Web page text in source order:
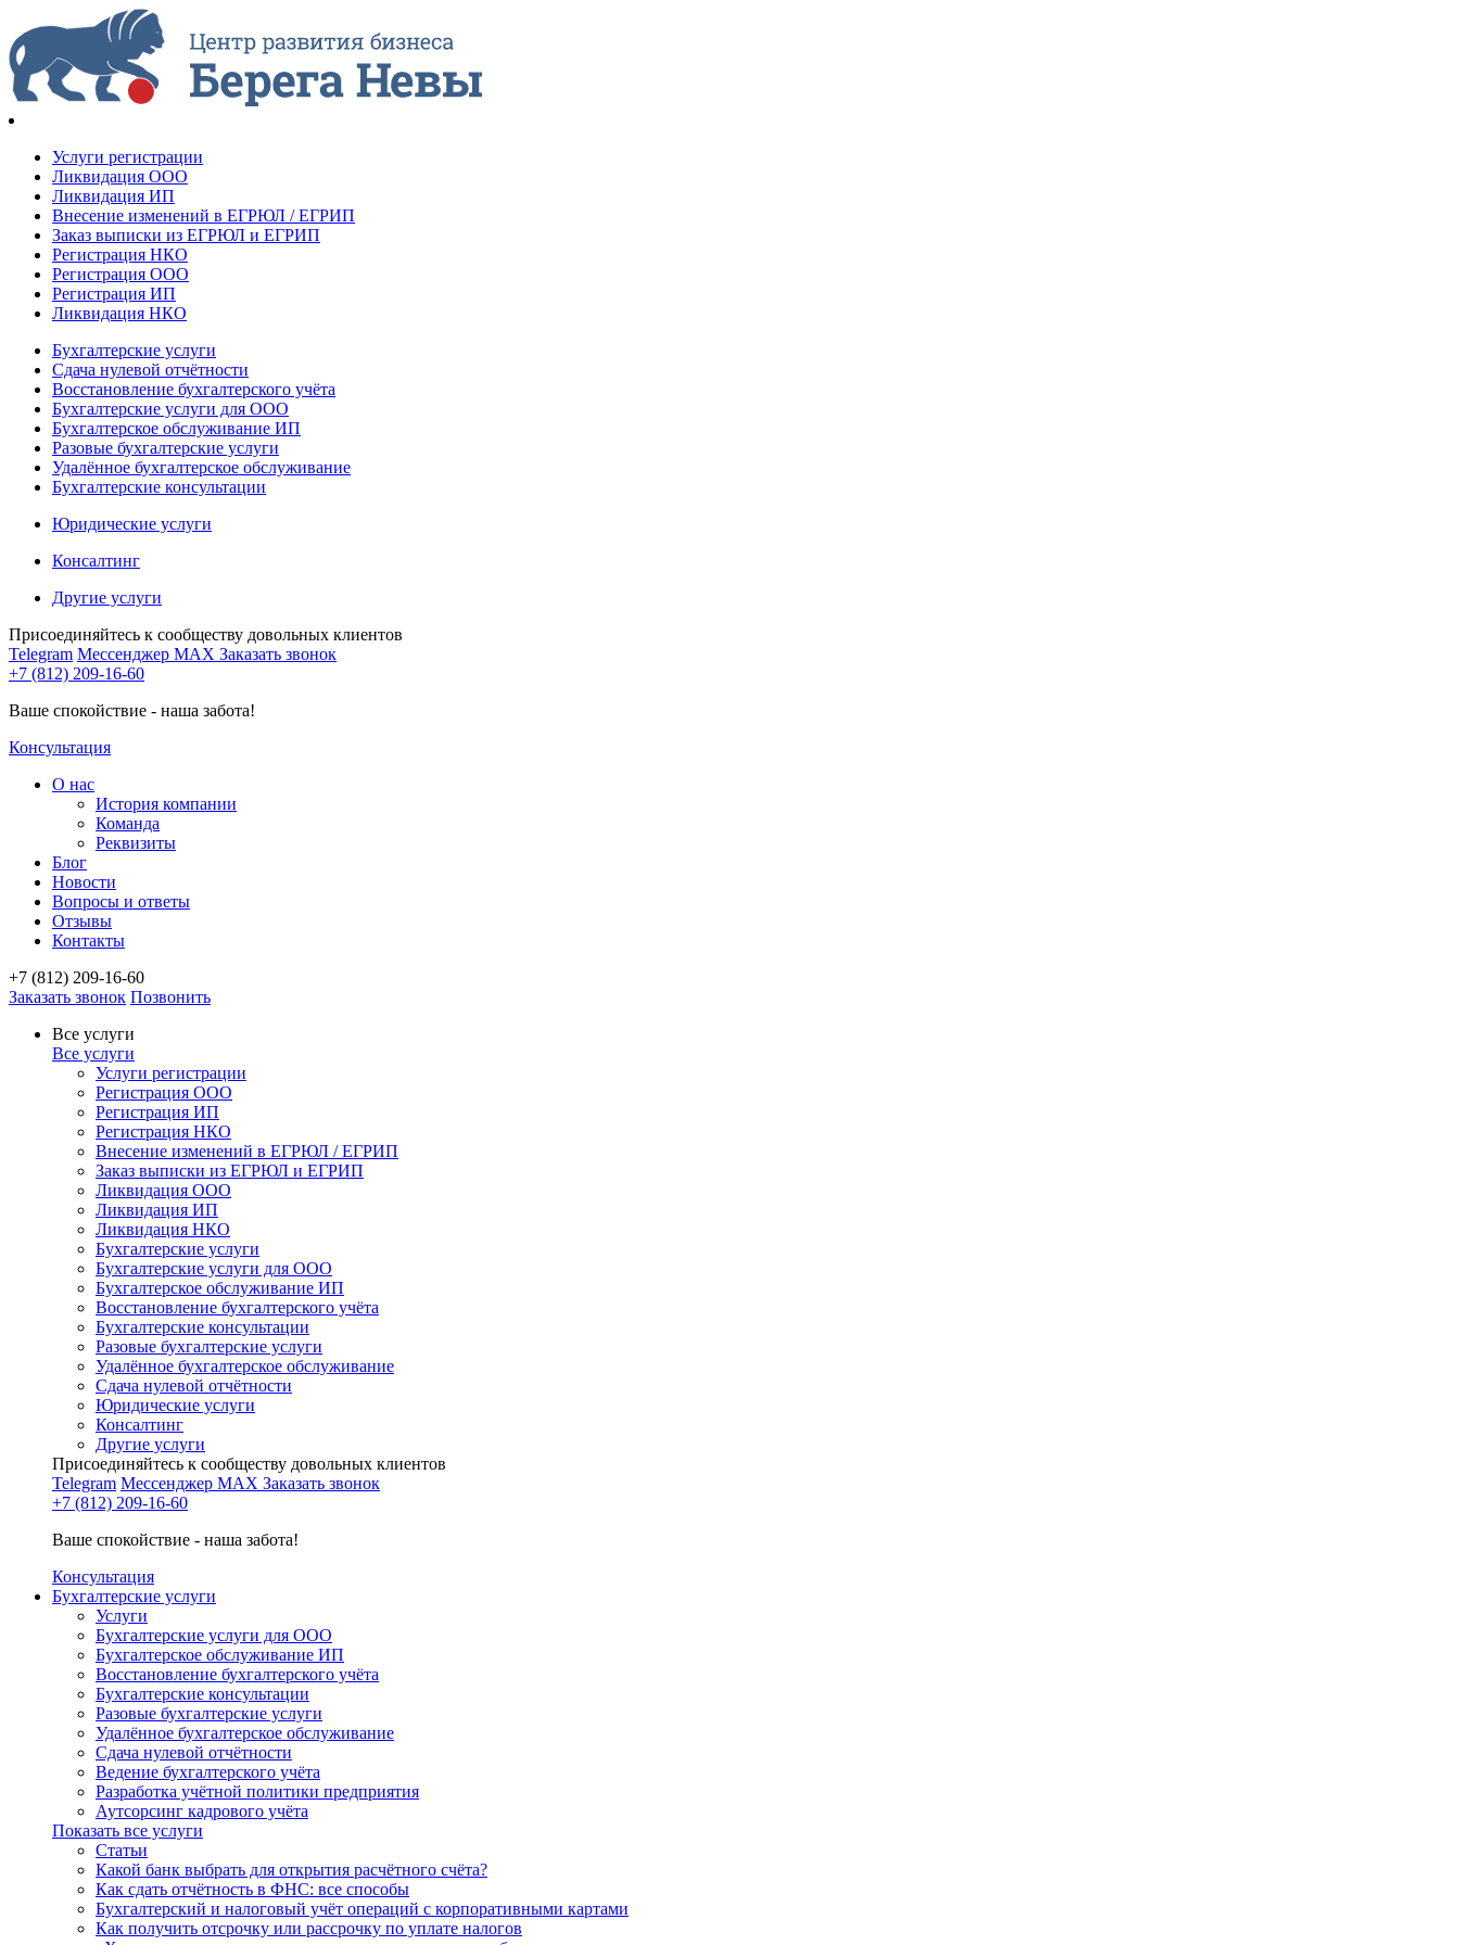
Услуги регистрации
Ликвидация ООО
Ликвидация ИП
Внесение изменений в ЕГРЮЛ / ЕГРИП
Заказ выписки из ЕГРЮЛ и ЕГРИП
Регистрация НКО
Регистрация ООО
Регистрация ИП
Ликвидация НКО
Бухгалтерские услуги
Сдача нулевой отчётности
Восстановление бухгалтерского учёта
Бухгалтерские услуги для ООО
Бухгалтерское обслуживание ИП
Разовые бухгалтерские услуги
Удалённое бухгалтерское обслуживание
Бухгалтерские консультации
Юридические услуги
Консалтинг
Другие услуги
Присоединяйтесь к сообществу довольных клиентов
Telegram Мессенджер MAX Заказать звонок
+7 (812) 209-16-60
Ваше спокойствие - наша забота!
Консультация
О нас
История компании
Команда
Реквизиты
Блог
Новости
Вопросы и ответы
Отзывы
Контакты
+7 (812) 209-16-60
Заказать звонок Позвонить
Все услуги
Все услуги
Услуги регистрации
Регистрация ООО
Регистрация ИП
Регистрация НКО
Внесение изменений в ЕГРЮЛ / ЕГРИП
Заказ выписки из ЕГРЮЛ и ЕГРИП
Ликвидация ООО
Ликвидация ИП
Ликвидация НКО
Бухгалтерские услуги
Бухгалтерские услуги для ООО
Бухгалтерское обслуживание ИП
Восстановление бухгалтерского учёта
Бухгалтерские консультации
Разовые бухгалтерские услуги
Удалённое бухгалтерское обслуживание
Сдача нулевой отчётности
Юридические услуги
Консалтинг
Другие услуги
Присоединяйтесь к сообществу довольных клиентов
Telegram Мессенджер MAX Заказать звонок
+7 (812) 209-16-60
Ваше спокойствие - наша забота!
Консультация
Бухгалтерские услуги
Услуги
Бухгалтерские услуги для ООО
Бухгалтерское обслуживание ИП
Восстановление бухгалтерского учёта
Бухгалтерские консультации
Разовые бухгалтерские услуги
Удалённое бухгалтерское обслуживание
Сдача нулевой отчётности
Ведение бухгалтерского учёта
Разработка учётной политики предприятия
Аутсорсинг кадрового учёта
Показать все услуги
Статьи
Какой банк выбрать для открытия расчётного счёта?
Как сдать отчётность в ФНС: все способы
Бухгалтерский и налоговый учёт операций с корпоративными картами
Как получить отсрочку или рассрочку по уплате налогов